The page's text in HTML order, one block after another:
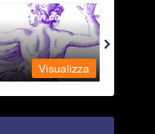
in catene
Visualizza